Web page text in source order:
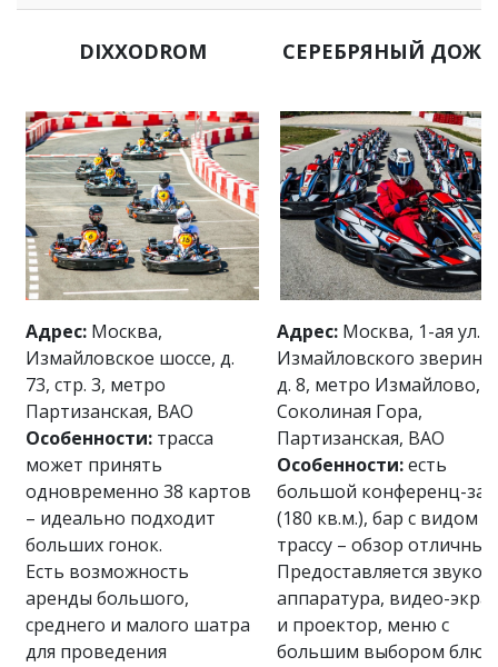
DIXXODROM
Адрес: Москва,
Измайловское шоссе, д.
73, стр. 3, метро
Партизанская, ВАО
Особенности: трасса
может принять
одновременно 38 картов
– идеально подходит
больших гонок.
Есть возможность
аренды большого,
среднего и малого шатра
для проведения
СЕРЕБРЯНЫЙ
Адрес: Москва, 1-ая ул.
Измайловского
д. 8, метро Измайлово,
Соколиная Гора,
Партизанская, ВАО
Особенности:есть
большой конференц-зал
(180 кв.м.), бар с видом
трассу – обзор отличный.
Предоставляется
аппаратура, видео-
и проектор, меню с
большим выбором блюд